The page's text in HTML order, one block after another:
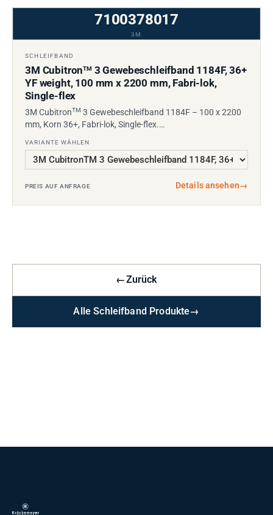
7100378017
3M
SCHLEIFBAND
3M CubitronTM3 Gewebeschleifband 1184F, 36+
YF weight, 100 mm x 2200 mm, Fabri-lok,
Single-flex
3M CubitronTM 3 Gewebeschleifband 1184F – 100 x 2200
mm, Korn 36+, Fabri-lok, Single-flex.…
VARIANTE WÄHLEN
PREIS AUF ANFRAGE Details ansehen→
←Zurück
Alle Schleifband Produkte→